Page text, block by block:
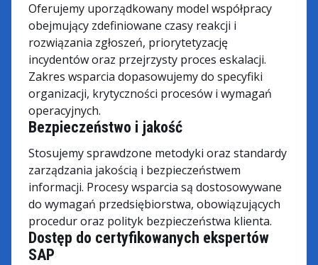
Dostęp do certyfikowanych ekspertów
SAP
Oferujemy uporządkowany model współpracy
obejmujący zdefiniowane czasy reakcji i
rozwiązania zgłoszeń, priorytetyzację
incydentów oraz przejrzysty proces eskalacji.
Zakres wsparcia dopasowujemy do specyfiki
organizacji, krytyczności procesów i wymagań
operacyjnych.
Bezpieczeństwo i jakość
Stosujemy sprawdzone metodyki oraz standardy
zarządzania jakością i bezpieczeństwem
informacji. Procesy wsparcia są dostosowywane
do wymagań przedsiębiorstwa, obowiązujących
procedur oraz polityk bezpieczeństwa klienta.